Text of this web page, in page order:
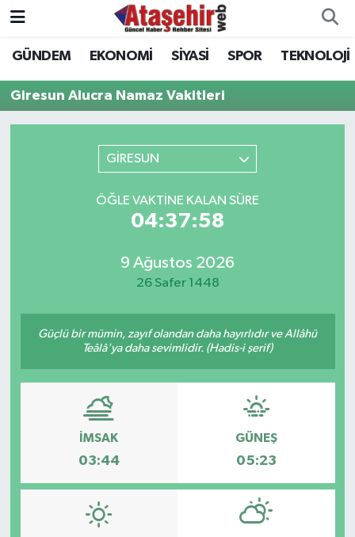
GÜNDEM EKONOMİ SİYASİ SPOR TEKNOLOJİ
Giresun Alucra Namaz Vakitleri
GİRESUN
ÖĞLE VAKTINE KALAN SÜRE
04:37:58
9 Ağustos 2026
26 Safer 1448
Güçlü bir mümin, zayıf olandan daha hayırlıdır ve Allâhü
Teâlâ'ya daha sevimlidir. (Hadis-i şerif)
İMSAK
03:44
GÜNEŞ
05:23
Hava Durumu
Trafik Durumu
Son Dakika Haberleri